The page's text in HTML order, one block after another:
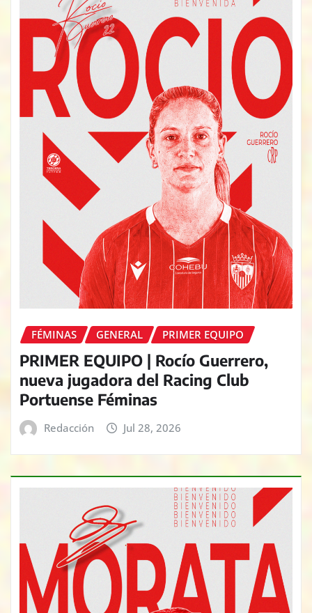
FÉMINAS GENERAL PRIMER EQUIPO
PRIMER EQUIPO | Rocío Guerrero,
nueva jugadora del Racing Club
Portuense Féminas
Redacción Jul 28, 2026